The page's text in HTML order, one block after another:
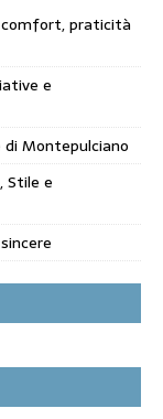
comfort, praticità
e
di Montepulciano
Stile e